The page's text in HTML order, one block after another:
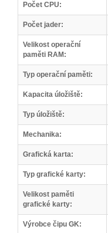
Počet CPU:
Počet jader:
Velikost operační
paměti RAM:
Typ operační paměti:
Kapacita úložiště:
Typ úložiště:
Mechanika:
Grafická karta:
Typ grafické karty:
Velikost paměti
grafické karty:
Výrobce čipu GK: